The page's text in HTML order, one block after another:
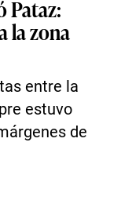
Pataz:
la zona
entre la
estuvo
de